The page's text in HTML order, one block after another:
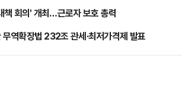
책 회의' 개최…근로자 보호 총력
역확장법 232조 관세·최저가격제 발표